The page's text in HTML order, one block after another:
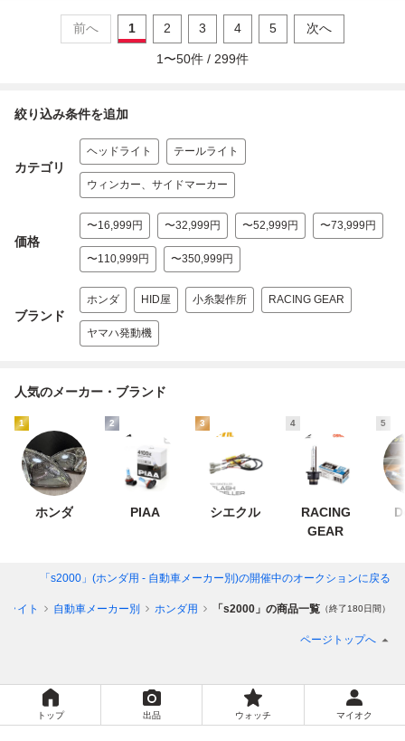
前へ 1 2 3 4 5 次へ
1 〜50件 / 299件
絞り込み条件を追加
カテゴリ
ヘッドライト テールライト
ウィンカー、サイドマーカー
価格
〜16,999円 〜32,999円 〜52,999円 〜73,999円
〜110,999円 〜350,999円
ブランド
ホンダ HID屋 小糸製作所 RACING GEAR
ヤマハ発動機
人気のメーカー・ブランド
1
ホンダ
2
PIAA
3
シエクル
4
RACING
GEAR
5
「s2000」(ホンダ用 - 自動車メーカー別)の開催中のオークションに戻る
ライト 自動車メーカー別 ホンダ用 「s2000」の商品一覧 （終了180日間）
ページトップへ
トップ 出品 ウォッチ マイオク